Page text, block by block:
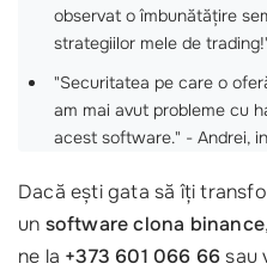
observat o îmbunătățire
strategiilor mele de
"Securitatea pe care o
am mai avut probleme cu
acest software." - Andrei,
Dacă ești gata să îți
un software clona binance
ne la +373 601 066 66sau